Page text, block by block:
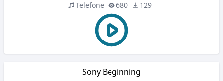
Telefone 680 129
Sony Beginning